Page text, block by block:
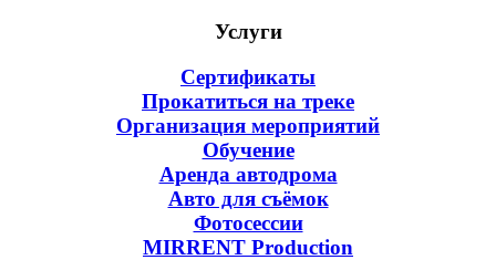
Услуги
Сертификаты
Прокатиться на треке
Организация мероприятий
Обучение
Аренда автодрома
Авто для съёмок
Фотосессии
MIRRENT Production